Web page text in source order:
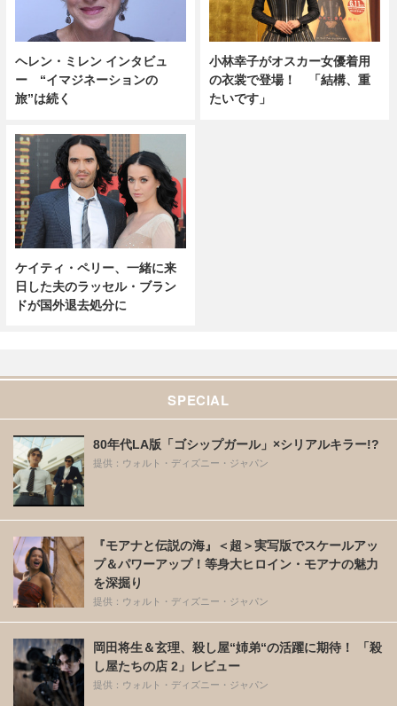
ヘレン・ミレン インタビュ
ー “イマジネーションの
旅”は続く
小林幸子がオスカー女優着用
の衣裳で登場！ 「結構、重
たいです」
ケイティ・ペリー、一緒に来
日した夫のラッセル・ブラン
ドが国外退去処分に
SPECIAL
80年代LA版「ゴシップガール」×シリアルキラー!?
提供：ウォルト・ディズニー・ジャパン
『モアナと伝説の海』＜超＞実写版でスケールアッ
プ＆パワーアップ！等身大ヒロイン・モアナの魅力
を深掘り
提供：ウォルト・ディズニー・ジャパン
岡田将生＆玄理、殺し屋“姉弟“の活躍に期待！ 「殺
し屋たちの店 2」レビュー
提供：ウォルト・ディズニー・ジャパン